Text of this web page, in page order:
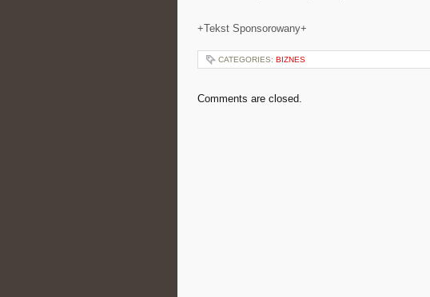
+Tekst Sponsorowany+
CATEGORIES: BIZNES
Comments are closed.